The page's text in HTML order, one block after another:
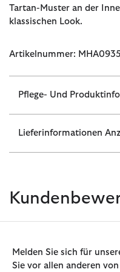
Tartan-Muster an der
klassischen Look.
Artikelnummer:
Pflege- Und
Lieferinformationen
Melden Sie sich für
Sie vor allen anderen